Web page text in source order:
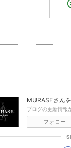
MURASEさん
ブログの更新情報
フォロー